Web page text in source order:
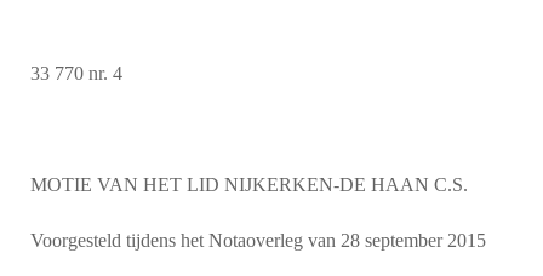
33 770 nr. 4
MOTIE VAN HET LID NIJKERKEN-DE HAAN C.S.
Voorgesteld tijdens het Notaoverleg van 28 september 2015